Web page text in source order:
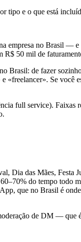
tipo e o que está
empresa no Brasil —
50 mil de
Brasil: de fazer
Se você
full service). Faixas
Dia das Mães, Festa
do tempo todo
que no Brasil é
de DM — que